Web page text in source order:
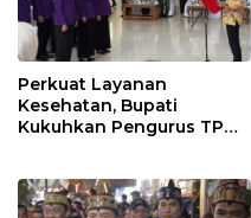
Perkuat Layanan
Kesehatan, Bupati
Kukuhkan Pengurus TP